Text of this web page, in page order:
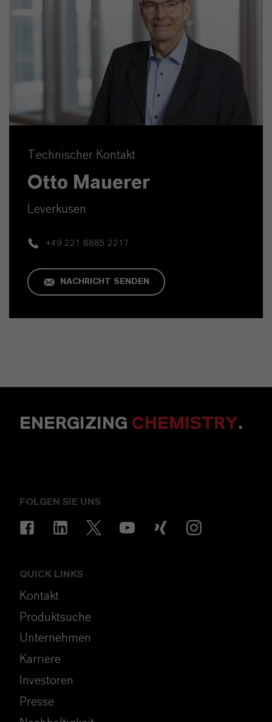
Technischer Kontakt
Otto Mauerer
Leverkusen
+49 221 8885 2217
NACHRICHT SENDEN
ENERGIZING CHEMISTRY.
FOLGEN SIE UNS
QUICK LINKS
Kontakt
Produktsuche
Unternehmen
Karriere
Investoren
Presse